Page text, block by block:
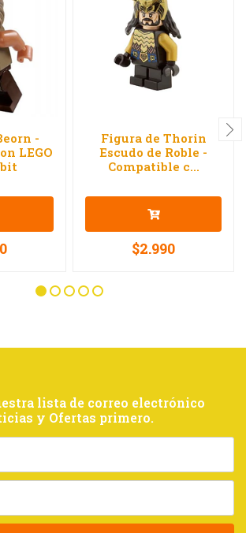
-
LEGO
Figura de Thorin
Escudo de Roble -
Compatible c...
$2.990
lista de correo electrónico
y Ofertas primero.